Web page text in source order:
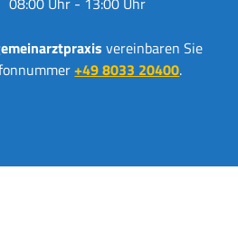
vereinbaren Sie
+49 8033 20400.